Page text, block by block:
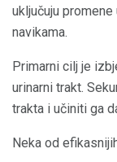
uključuju
navikama.
Primarni cilj je
urinarni trakt.
trakta i učiniti ga
Neka od